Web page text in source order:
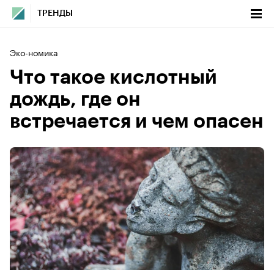
ТРЕНДЫ
Эко-номика
Что такое кислотный
дождь, где он
встречается и чем опасен